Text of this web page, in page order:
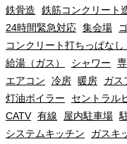
鉄骨造
鉄筋コンクリート
24時間緊急対応 集会場
コンクリート打ちっぱなし
給湯（ガス）
シャワー
エアコン
冷房 暖房 ガス
灯油ボイラー
セントラル
CATV 有線 屋内駐車場
システムキッチン
ガスキ